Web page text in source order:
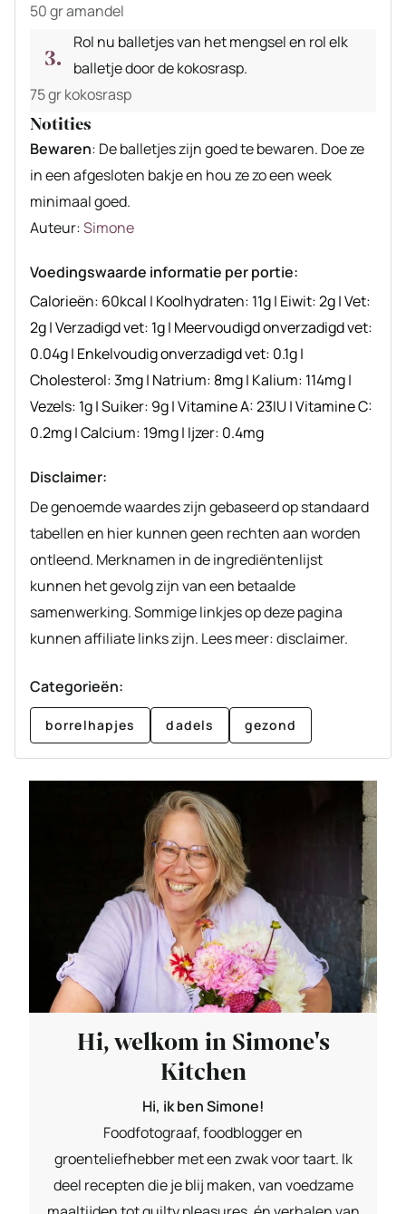
50 gr amandel
Rol nu balletjes van het mengsel en rol elk
balletje door de kokosrasp.
75 gr kokosrasp
Notities
Bewaren: De balletjes zijn goed te bewaren. Doe ze
in een afgesloten bakje en hou ze zo een week
minimaal goed.
Auteur
Auteur:Simone
Voedingswaarde informatie per portie:
Calorieën: 60kcal | Koolhydraten: 11g| Eiwit:2g|Vet:
2g|Verzadigd vet: 1g| Meervoudigd onverzadigd vet:
0.04g| Enkelvoudig onverzadigd vet: 0.1g|
Cholesterol:3mg| Natrium: 8mg| Kalium: 114mg|
Vezels: 1g|Suiker: 9g|Vitamine A:23IU|Vitamine C:
0.2mg|Calcium: 19mg| Ijzer: 0.4mg
Disclaimer:
De genoemde waardes zijn gebaseerd op standaard
tabellen en hier kunnen geen rechten aan worden
ontleend. Merknamen in de ingrediëntenlijst
kunnen het gevolg zijn van een betaalde
samenwerking. Sommige linkjes op deze pagina
kunnen affiliate links zijn. Lees meer: disclaimer.
Categorieën:
borrelhapjes dadels gezond
Hi, welkom in Simone's
Kitchen
Hi, ik ben Simone!
Foodfotograaf, foodblogger en
groenteliefhebber met een zwak voor taart. Ik
deel recepten die je blij maken, van voedzame